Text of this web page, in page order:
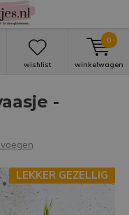
wishlist winkelwagen
0
-
LEKKER GEZELLIG